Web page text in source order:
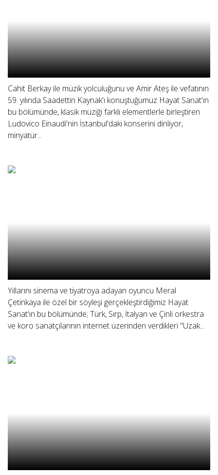
Cahit Berkay ile müzik yolculuğunu ve Amir Ateş ile vefatının
59. yılında Saadettin Kaynak'ı konuştuğumuz Hayat Sanat'ın
bu bölümünde, klasik müziği farklı elementlerle birleştiren
Ludovico Einaudi'nin İstanbul'daki konserini dinliyor,
minyatür...
Yıllarını sinema ve tiyatroya adayan oyuncu Meral
Çetinkaya ile özel bir söyleşi gerçekleştirdiğimiz Hayat
Sanat'ın bu bölümünde; Türk, Sırp, İtalyan ve Çinli orkestra
ve koro sanatçılarının internet üzerinden verdikleri "Uzak...